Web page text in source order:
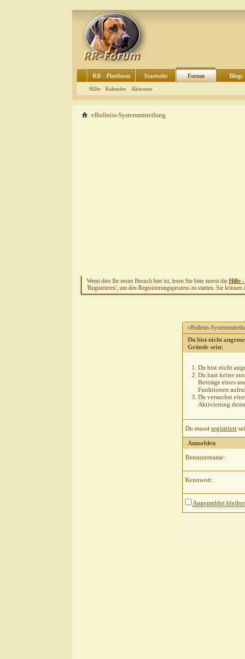
RR - Plattform Startseite Forum
Hilfe Kalender Aktionen
Blogs
vBulletin-Systemmitteilung
Wenn dies Ihr erster Besuch hier ist, lesen Sie bitte zuerst die Hilfe -
'Registrieren', um den Registrierungsprozess zu starten. Sie
vBulletin-
Du bist nicht
Gründe sein:
Du bist nicht
Du hast keine
Beiträge eines
Funktionen
Du versuchst
Aktivierung
Du musst registriert
Anmelden
Benutzername:
Kennwort:
Angemeldet